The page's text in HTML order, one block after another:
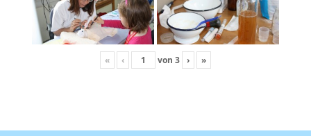
« ‹ von 3 › »